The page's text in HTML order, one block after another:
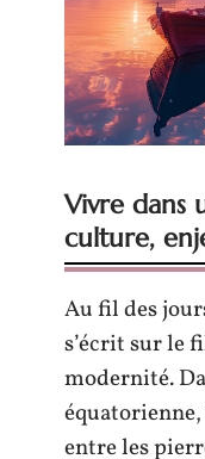
Vivre dans
culture,
Au fil des
s’écrit sur le
modernité.
entre les